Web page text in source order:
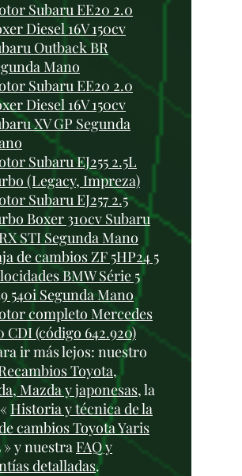
Subaru EE20 2.0
Diesel 16V 150cv
Outback BR
Mano
Subaru EE20 2.0
Diesel 16V 150cv
XV GP Segunda
Subaru EJ255 2.5L
(Legacy, Impreza)
Subaru EJ257 2.5
Boxer 310cv Subaru
STI Segunda Mano
de cambios ZF 5HP24 5
BMW Série 5
540i Segunda Mano
completo Mercedes
CDI (código 642.920)
ir más lejos: nuestro
Toyota,
Mazda y japonesas, la
Historia y técnica de la
cambios Toyota Yaris
» y nuestra FAQ y
detalladas.